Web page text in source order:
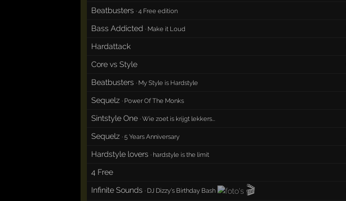
Beatbusters ·4 Free edition
Bass Addicted · Make it Loud
Hardattack
Core vs Style
Beatbusters · My Style is Hardstyle
Sequelz · Power Of The Monks
Sintstyle One ·Wie zoet is krijgt lekkers...
Sequelz ·5 Years Anniversary
Hardstyle lovers · hardstyle is the limit
4 Free
Infinite Sounds · DJ Dizzy's Birthday Bash 🎬